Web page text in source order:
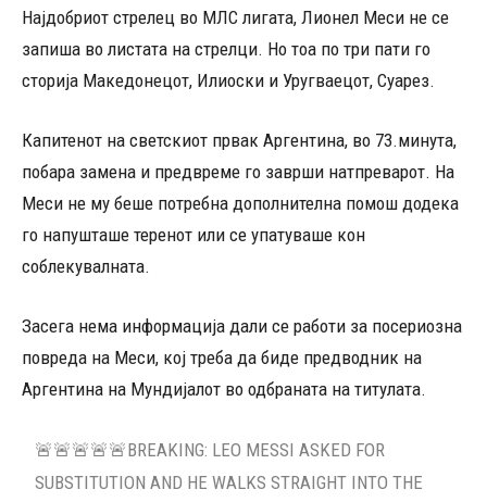
Најдобриот стрелец во МЛС лигата, Лионел Меси не се
запиша во листата на стрелци. Но тоа по три пати го
сторија Македонецот, Илиоски и Уругваецот, Суарез.
Капитенот на светскиот првак Аргентина, во 73.минута,
побара замена и предвреме го заврши натпреварот. На
Меси не му беше потребна дополнителна помош додека
го напушташе теренот или се упатуваше кон
соблекувалната.
Засега нема информација дали се работи за посериозна
повреда на Меси, кој треба да биде предводник на
Аргентина на Мундијалот во одбраната на титулата.
🚨🚨🚨🚨🚨BREAKING: LEO MESSI ASKED FOR
SUBSTITUTION AND HE WALKS STRAIGHT INTO THE